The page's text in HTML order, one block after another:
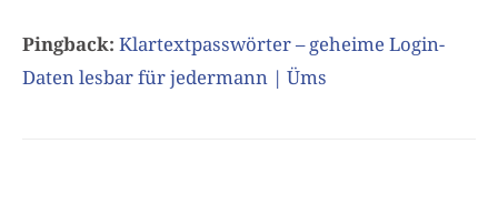
Pingback: Klartextpasswörter – geheime Login-
Daten lesbar für jedermann | Üms